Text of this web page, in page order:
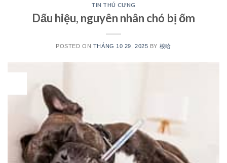
TIN THÚ CƯNG
Dấu hiệu, nguyên nhân chó bị ốm
POSTED ON THÁNG 10 29, 2025 BY 梭哈